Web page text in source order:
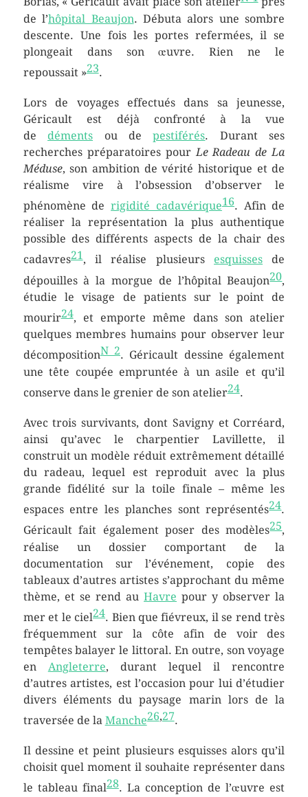
de l’hôpital Beaujon. Débuta alors une sombre
descente. Une fois les portes refermées, il se
plongeait dans son œuvre. Rien ne le
repoussait »23.
Lors de voyages effectués dans sa jeunesse,
Géricault est déjà confronté à la vue
de déments ou depestiférés. Durant ses
recherches préparatoires pourLe Radeau de La
Méduse, son ambition de vérité historique et de
réalisme vire à l’obsession d’observer le
phénomène derigidité cadavérique16. Afin de
réaliser la représentation la plus authentique
possible des différents aspects de la chair des
cadavres21, il réalise plusieurs esquisses de
dépouilles à la morgue de l’hôpital Beaujon20,
étudie le visage de patients sur le point de
mourir24, et emporte même dans son atelier
quelques membres humains pour observer leur
décompositionN 2. Géricault dessine également
une tête coupée empruntée à un asile et qu’il
conserve dans le grenier de son atelier24.
Avec trois survivants, dont Savigny et Corréard,
ainsi qu’avec le charpentier Lavillette, il
construit un modèle réduit extrêmement détaillé
du radeau, lequel est reproduit avec la plus
grande fidélité sur la toile finale – même les
espaces entre les planches sont représentés24.
Géricault fait également poser des modèles25,
réalise un dossier comportant de la
documentation sur l’événement, copie des
tableaux d’autres artistes s’approchant du même
thème, et se rend auHavre pour y observer la
mer et le ciel24. Bien que fiévreux, il se rend très
fréquemment sur la côte afin de voir des
tempêtes balayer le littoral. En outre, son voyage
en Angleterre, durant lequel il rencontre
d’autres artistes, est l’occasion pour lui d’étudier
divers éléments du paysage marin lors de la
traversée de la Manche26,27.
Il dessine et peint plusieurs esquisses alors qu’il
choisit quel moment il souhaite représenter dans
le tableau final28. La conception de l’œuvre est